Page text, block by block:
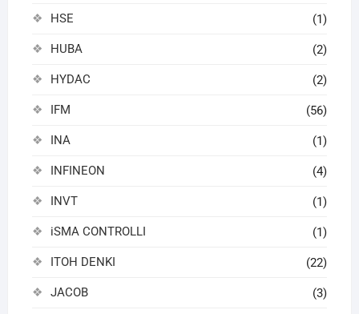
HSE (1)
HUBA (2)
HYDAC (2)
IFM (56)
INA (1)
INFINEON (4)
INVT (1)
iSMA CONTROLLI (1)
ITOH DENKI (22)
JACOB (3)